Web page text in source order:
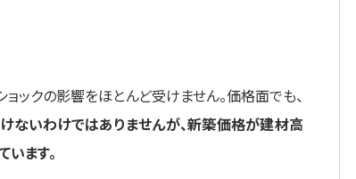
ックの影響をほとんど受けません。価格面でも、
ないわけではありませんが、新築価格が建材高
ます。